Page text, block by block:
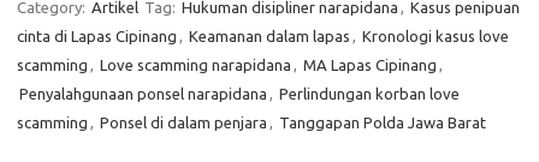
Category: Artikel Tag: Hukuman disipliner narapidana
Kasus penipuan
cinta di Lapas Cipinang
Keamanan dalam lapas
Kronologi kasus love
scamming
Love scamming narapidana MA Lapas Cipinang
Penyalahgunaan ponsel narapidana
Perlindungan korban love
scamming
Ponsel di dalam penjara Tanggapan Polda Jawa Barat